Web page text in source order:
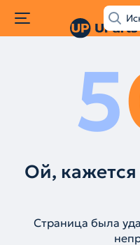
5
Ой,
Страница была